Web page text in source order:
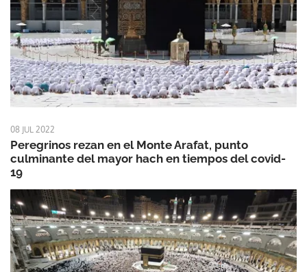
08 JUL 2022
Peregrinos rezan en el Monte Arafat, punto
culminante del mayor hach en tiempos del covid-
19